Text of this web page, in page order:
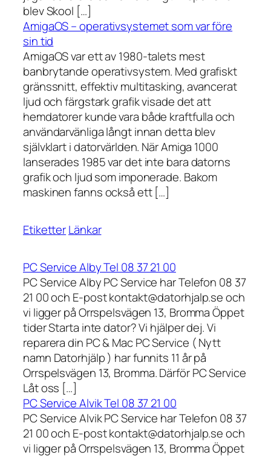
blev Skool […]
AmigaOS – operativsystemet som var före
sin tid
AmigaOS var ett av 1980-talets mest
banbrytande operativsystem. Med grafiskt
gränssnitt, effektiv multitasking, avancerat
ljud och färgstark grafik visade det att
hemdatorer kunde vara både kraftfulla och
användarvänliga långt innan detta blev
självklart i datorvärlden. När Amiga 1000
lanserades 1985 var det inte bara datorns
grafik och ljud som imponerade. Bakom
maskinen fanns också ett […]
EtiketterLänkar
PC Service Alby Tel 08 37 21 00
PC Service Alby PC Service har Telefon 08 37
21 00 och E-post kontakt@datorhjalp.se och
vi ligger på Orrspelsvägen 13, Bromma Öppet
tider Starta inte dator? Vi hjälper dej. Vi
reparera din PC & Mac PC Service ( Nytt
namn Datorhjälp ) har funnits 11 år på
Orrspelsvägen 13, Bromma. Därför PC Service
Låt oss […]
PC Service Alvik Tel 08 37 21 00
PC Service Alvik PC Service har Telefon 08 37
21 00 och E-post kontakt@datorhjalp.se och
vi ligger på Orrspelsvägen 13, Bromma Öppet